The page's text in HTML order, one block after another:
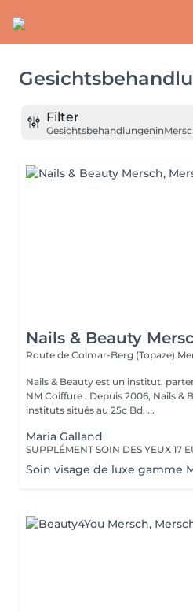
Filter
Gesichtsbehandlungenin
Nails & Beauty
Route de Colmar-Berg (Topaze)
Nails & Beauty est un institut,
NM Coiffure . Depuis 2006, Nails &
instituts situés au 25c Bd. ...
Maria Galland
SUPPLÉMENT SOIN DES YEUX 17
Soin visage de luxe gamme